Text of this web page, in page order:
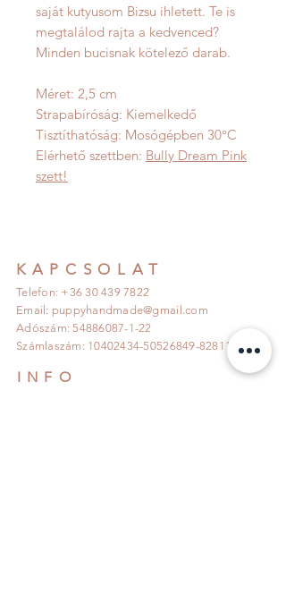
saját kutyusom Bizsu ihletett. Te is
megtalálod rajta a kedvenced?
Minden bucisnak kötelező darab.
Méret: 2,5 cm
Strapabíróság: Kiemelkedő
Tisztíthatóság: Mosógépben 30°C
Elérhető szettben: Bully Dream Pink
szett!
KAPCSOLAT
Telefon: +36 30 439 7822
Email: puppyhandmade@gmail.com
Adószám:54886087-1-22
Számlaszám: 10402434-50526849-82811007
INFO